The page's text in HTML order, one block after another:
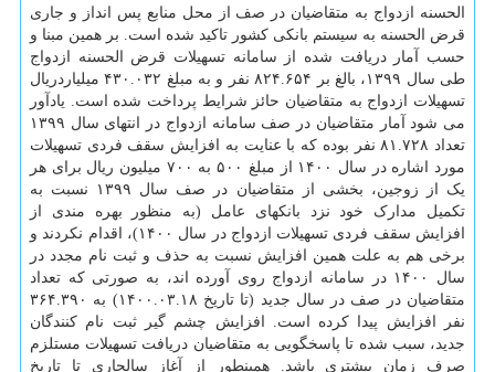
الحسنه ازدواج به متقاضیان در صف از محل منابع پس انداز و جاری
قرض الحسنه به سیستم بانکی کشور تاکید شده است. بر همین مبنا و
حسب آمار دریافت شده از سامانه تسهیلات قرض الحسنه ازدواج
طی سال ۱۳۹۹، بالغ بر ۸۲۴.۶۵۴ نفر و به مبلغ ۴۳۰.۰۳۲ میلیاردریال
تسهیلات ازدواج به متقاضیان حائز شرایط پرداخت شده است. یادآور
می شود آمار متقاضیان در صف سامانه ازدواج در انتهای سال ۱۳۹۹
تعداد ۸۱.۷۲۸ نفر بوده که با عنایت به افزایش سقف فردی تسهیلات
مورد اشاره در سال ۱۴۰۰ از مبلغ ۵۰۰ به ۷۰۰ میلیون ریال برای هر
یک از زوجین، بخشی از متقاضیان در صف سال ۱۳۹۹ نسبت به
تکمیل مدارک خود نزد بانکهای عامل (به منظور بهره مندی از
افزایش سقف فردی تسهیلات ازدواج در سال ۱۴۰۰)، اقدام نکردند و
برخی هم به علت همین افزایش نسبت به حذف و ثبت نام مجدد در
سال ۱۴۰۰ در سامانه ازدواج روی آورده اند، به صورتی که تعداد
متقاضیان در صف در سال جدید (تا تاریخ ‏۱۴۰۰.۰۳.۱۸) به ۳۶۴.۳۹۰
نفر افزایش پیدا کرده است. افزایش چشم گیر ثبت نام کنندگان
جدید، سبب شده تا پاسخگویی به متقاضیان دریافت تسهیلات مستلزم
صرف زمان بیشتری باشد. همینطور از آغاز سالجاری تا تاریخ